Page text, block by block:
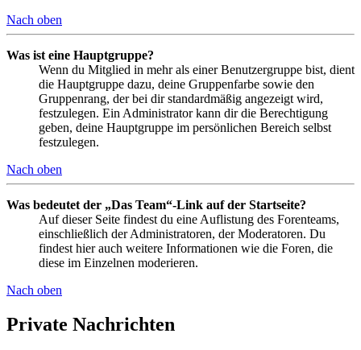
Nach oben
Was ist eine Hauptgruppe?
Wenn du Mitglied in mehr als einer Benutzergruppe bist, dient
die Hauptgruppe dazu, deine Gruppenfarbe sowie den
Gruppenrang, der bei dir standardmäßig angezeigt wird,
festzulegen. Ein Administrator kann dir die Berechtigung
geben, deine Hauptgruppe im persönlichen Bereich selbst
festzulegen.
Nach oben
Was bedeutet der „Das Team“-Link auf der Startseite?
Auf dieser Seite findest du eine Auflistung des Forenteams,
einschließlich der Administratoren, der Moderatoren. Du
findest hier auch weitere Informationen wie die Foren, die
diese im Einzelnen moderieren.
Nach oben
Private Nachrichten